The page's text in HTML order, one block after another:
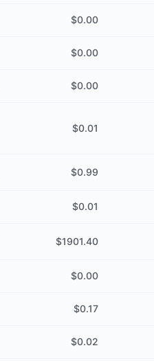
$0.00
$0.00
$0.00
$0.01
$0.99
$0.01
$1901.40
$0.00
$0.17
$0.02